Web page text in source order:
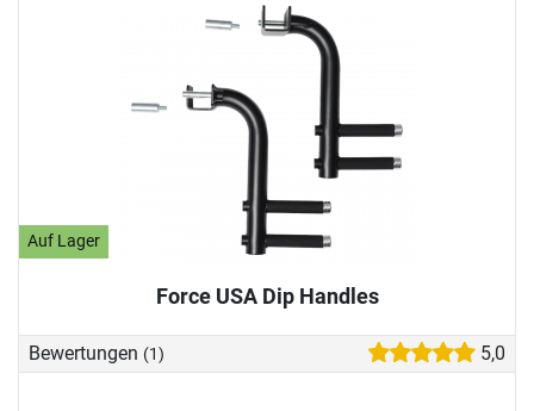
Auf Lager
Force USA Dip Handles
Bewertungen (1) 5,0